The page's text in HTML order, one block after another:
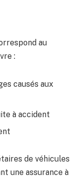
au
:
causés aux
à accident
de véhicules
une assurance à